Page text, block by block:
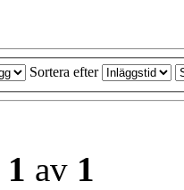
Sortera efter
1 av 1